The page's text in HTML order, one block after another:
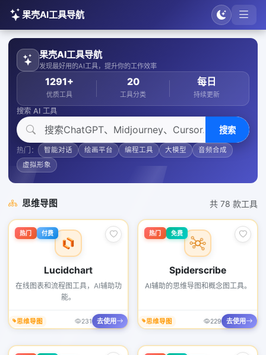
果壳AI工具导航
果壳AI工具导航
发现最好用的AI工具，提升你的工作效率
1291+
优质工具
20
工具分类
每日
持续更新
搜索 AI 工具
搜索
热门： 智能对话 绘画平台 编程工具 大模型
音频合成
虚拟形象
思维导图 共 78 款工具
热门 付费
Lucidchart
在线图表和流程图工具，AI辅助功
能。
思维导图 231 去使用
热门 免费
Spiderscribe
AI辅助的思维导图和概念图工具。
思维导图 229 去使用